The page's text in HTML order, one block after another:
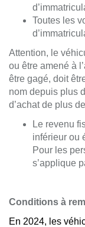
Toutes les
Attention, le
ou être amené à
être gagé, doit
nom depuis plus
d’achat de plus
Le revenu
inférieur ou
Pour les
s’applique
Conditions à
En 2024, les